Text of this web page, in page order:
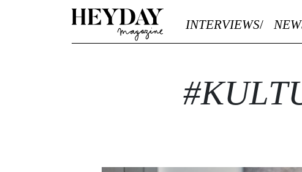
Heyday
INTERVIEWS